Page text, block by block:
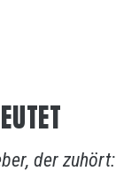
der zuhört: